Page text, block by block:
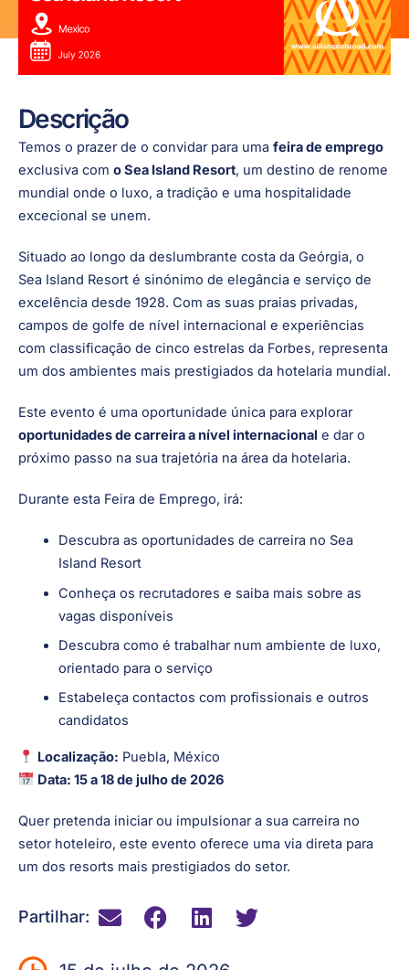
Descrição
Temos o prazer de o convidar para uma feira de emprego
exclusiva com o Sea Island Resort, um destino de renome
mundial onde o luxo, a tradição e uma hospitalidade
excecional se unem.
Situado ao longo da deslumbrante costa da Geórgia, o
Sea Island Resort é sinónimo de elegância e serviço de
excelência desde 1928. Com as suas praias privadas,
campos de golfe de nível internacional e experiências
com classificação de cinco estrelas da Forbes, representa
um dos ambientes mais prestigiados da hotelaria mundial.
Este evento é uma oportunidade única para explorar
oportunidades de carreira a nível internacional e dar o
próximo passo na sua trajetória na área da hotelaria.
Durante esta Feira de Emprego, irá:
Descubra as oportunidades de carreira no Sea
Island Resort
Conheça os recrutadores e saiba mais sobre as
vagas disponíveis
Descubra como é trabalhar num ambiente de luxo,
orientado para o serviço
Estabeleça contactos com profissionais e outros
candidatos
Localização: Puebla, México
Data: 15 a 18 de julho de 2026
Quer pretenda iniciar ou impulsionar a sua carreira no
setor hoteleiro, este evento oferece uma via direta para
um dos resorts mais prestigiados do setor.
Partilhar: